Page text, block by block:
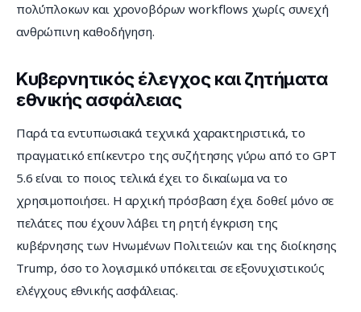
πολύπλοκων και χρονοβόρων workflows χωρίς συνεχή
ανθρώπινη καθοδήγηση.
Κυβερνητικός έλεγχος και ζητήματα
εθνικής ασφάλειας
Παρά τα εντυπωσιακά τεχνικά χαρακτηριστικά, το
πραγματικό επίκεντρο της συζήτησης γύρω από το GPT
5.6 είναι το ποιος τελικά έχει το δικαίωμα να το
χρησιμοποιήσει. Η αρχική πρόσβαση έχει δοθεί μόνο σε
πελάτες που έχουν λάβει τη ρητή έγκριση της
κυβέρνησης των Ηνωμένων Πολιτειών και της διοίκησης
Trump, όσο το λογισμικό υπόκειται σε εξονυχιστικούς
ελέγχους εθνικής ασφάλειας.